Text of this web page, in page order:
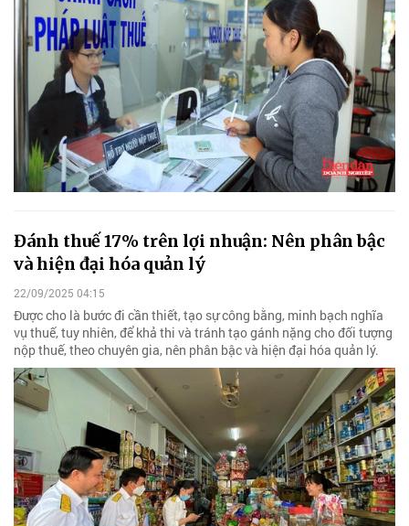
Đánh thuế 17% trên lợi nhuận: Nên phân bậc
và hiện đại hóa quản lý
22/09/2025 04:15
Được cho là bước đi cần thiết, tạo sự công bằng, minh bạch nghĩa
vụ thuế, tuy nhiên, để khả thi và tránh tạo gánh nặng cho đối tượng
nộp thuế, theo chuyên gia, nên phân bậc và hiện đại hóa quản lý.